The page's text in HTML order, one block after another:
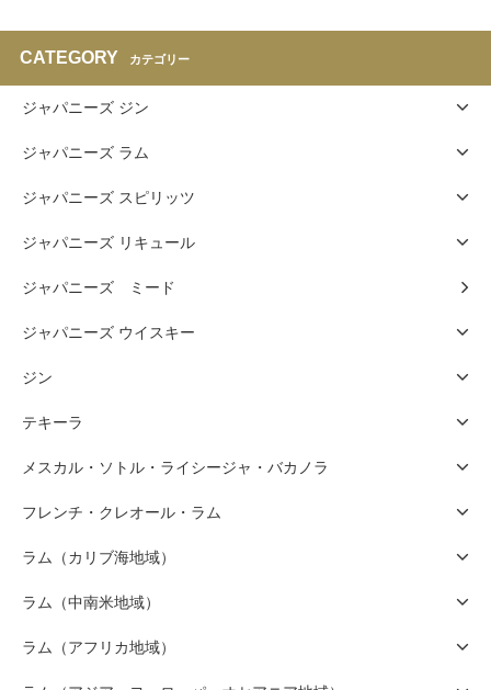
CATEGORY カテゴリー
ジャパニーズ ジン
ジャパニーズ ラム
ジャパニーズ スピリッツ
ジャパニーズ リキュール
ジャパニーズ ミード
ジャパニーズ ウイスキー
ジン
テキーラ
メスカル・ソトル・ライシージャ・バカノラ
フレンチ・クレオール・ラム
ラム（カリブ海地域）
ラム（中南米地域）
ラム（アフリカ地域）